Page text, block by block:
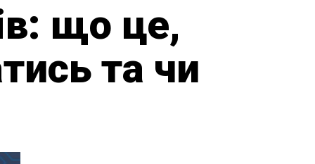
що це,
та чи